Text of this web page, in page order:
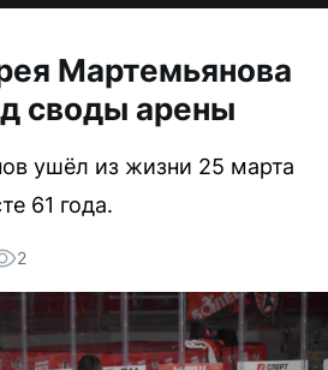
Мартемьянова
своды арены
ушёл из жизни 25 марта
61 года.
2